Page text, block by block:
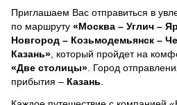
Приглашаем Вас отправиться в
по маршруту «Москва – Углич –
Новгород – Козьмодемьянск –
Казань» , который пройдет на
«Две столицы» . Город
прибытия – Казань